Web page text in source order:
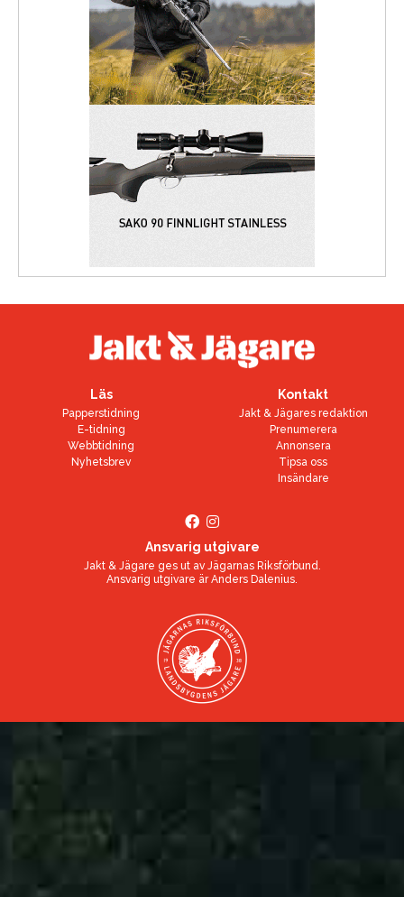
Läs
Papperstidning
E-tidning
Webbtidning
Nyhetsbrev
Kontakt
Jakt & Jägares redaktion
Prenumerera
Annonsera
Tipsa oss
Insändare
Ansvarig utgivare
Jakt & Jägare ges ut av Jägarnas Riksförbund.
Ansvarig utgivare ärAnders Dalenius.